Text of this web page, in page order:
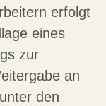
erfolgt
eines
zur
an
den